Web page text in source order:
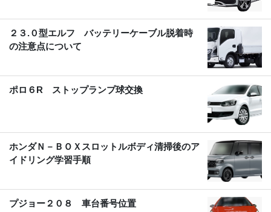
２３.０型エルフ バッテリーケーブル脱着時
の注意点について
ポロ６R ストップランプ球交換
ホンダＮ－ＢＯＸスロットルボディ清掃後のア
イドリング学習手順
プジョー２０８ 車台番号位置